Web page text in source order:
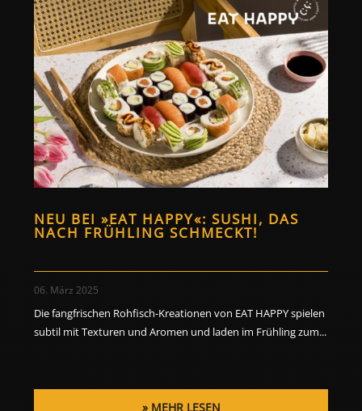
NEU BEI »EAT HAPPY«: SUSHI, DAS
NACH FRÜHLING SCHMECKT!
06. März 2025
Die fangfrischen Rohfisch-Kreationen von EAT HAPPY spielen
subtil mit Texturen und Aromen und laden im Frühling zum...
MEHR LESEN